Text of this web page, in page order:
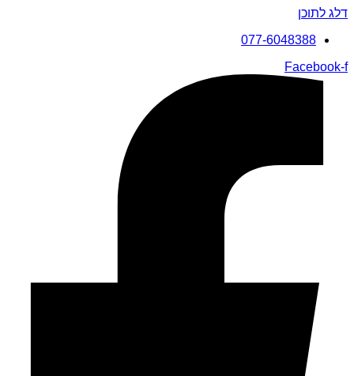
דלג לתוכן
077-6048388
Facebook-f